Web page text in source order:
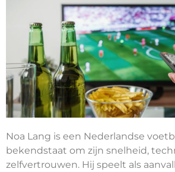
Noa Lang is een Nederlandse
bekendstaat om zijn snelheid,
zelfvertrouwen. Hij speelt als